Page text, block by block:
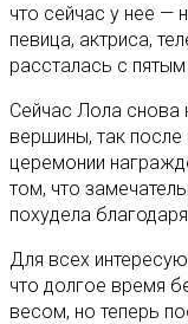
что сейчас у нее —
певица, актриса,
рассталась с
Сейчас Лола снова
вершины, так после
церемонии
том, что
похудела
Для всех
что долгое время
весом, но теперь